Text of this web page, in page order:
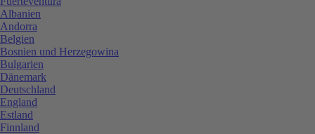
Albanien
Andorra
Belgien
Bosnien und Herzegowina
Bulgarien
Dänemark
Deutschland
England
Estland
Finnland